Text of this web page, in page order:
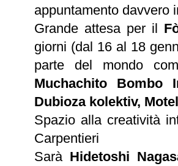
appuntamento davvero
Grande attesa per il
giorni (dal 16 al 18
parte del mondo
Muchachito Bombo
Dubioza kolektiv,
Spazio alla creatività
Carpentieri
Sarà Hidetoshi